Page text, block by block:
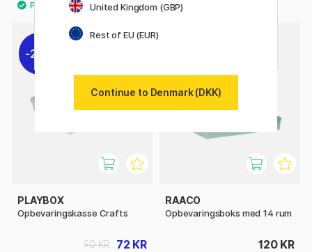
20%
PLAYBOX
Opbevaringskasse Crafts
72 KR
90 KR
RAACO
Opbevaringsboks med 14 rum
120 KR
United Kingdom (GBP)
Rest of EU (EUR)
Continue to Denmark (DKK)